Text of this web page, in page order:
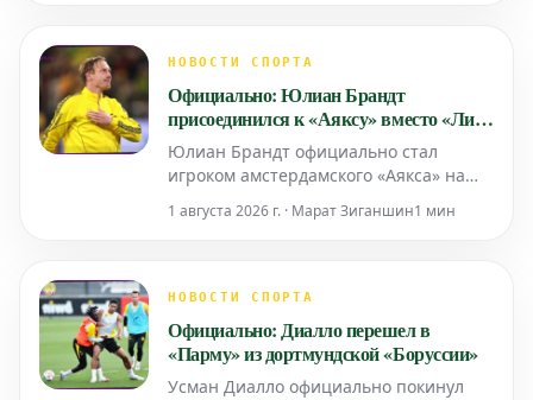
НОВОСТИ СПОРТА
Официально: Юлиан Брандт
присоединился к «Аяксу» вместо «Лидс
Юнайтед»
Юлиан Брандт официально стал
игроком амстердамского «Аякса» на
партнером по команде станет
1 августа 2026 г. · Марат Зиганшин1 мин
НОВОСТИ СПОРТА
Официально: Диалло перешел в
«Парму» из дортмундской «Боруссии»
Усман Диалло официально покинул